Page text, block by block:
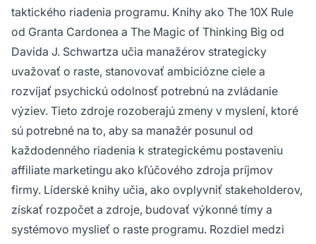
taktického riadenia programu. Knihy ako The 10X Rule
od Granta Cardonea a The Magic of Thinking Big od
Davida J. Schwartza učia manažérov strategicky
uvažovať o raste, stanovovať ambiciózne ciele a
rozvíjať psychickú odolnosť potrebnú na zvládanie
výziev. Tieto zdroje rozoberajú zmeny v myslení, ktoré
sú potrebné na to, aby sa manažér posunul od
každodenného riadenia k strategickému postaveniu
affiliate marketingu ako kľúčového zdroja príjmov
firmy. Líderské knihy učia, ako ovplyvniť stakeholderov,
získať rozpočet a zdroje, budovať výkonné tímy a
systémovo myslieť o raste programu. Rozdiel medzi